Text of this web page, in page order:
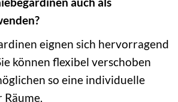
eignen sich hervorragend
können flexibel verschoben
so eine individuelle